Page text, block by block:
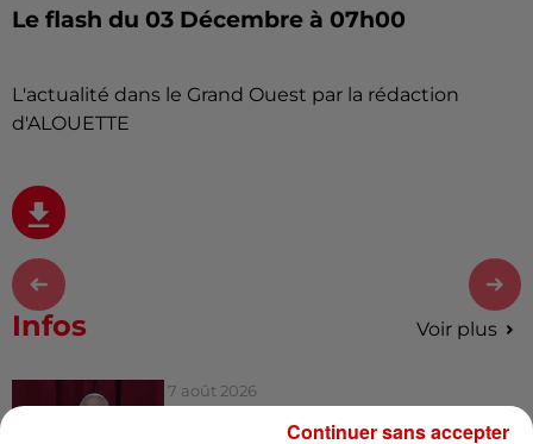
Le flash du 03 Décembre à 07h00
L'actualité dans le Grand Ouest par la rédaction
d'ALOUETTE
Infos Voir plus
7 août 2026
Continuer sans accepter